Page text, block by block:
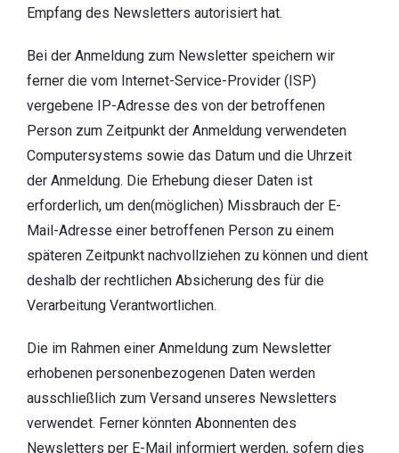
Empfang des Newsletters autorisiert hat.
Bei der Anmeldung zum Newsletter speichern wir
ferner die vom Internet-Service-Provider (ISP)
vergebene IP-Adresse des von der betroffenen
Person zum Zeitpunkt der Anmeldung verwendeten
Computersystems sowie das Datum und die Uhrzeit
der Anmeldung. Die Erhebung dieser Daten ist
erforderlich, um den(möglichen) Missbrauch der E-
Mail-Adresse einer betroffenen Person zu einem
späteren Zeitpunkt nachvollziehen zu können und dient
deshalb der rechtlichen Absicherung des für die
Verarbeitung Verantwortlichen.
Die im Rahmen einer Anmeldung zum Newsletter
erhobenen personenbezogenen Daten werden
ausschließlich zum Versand unseres Newsletters
verwendet. Ferner könnten Abonnenten des
Newsletters per E-Mail informiert werden, sofern dies